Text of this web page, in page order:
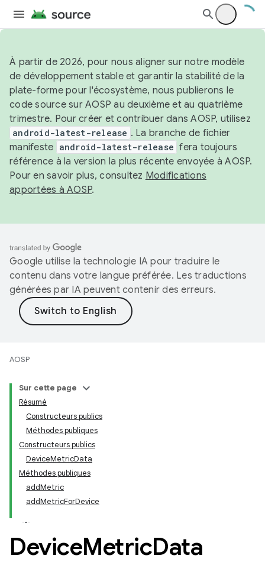
À partir de 2026, pour nous aligner sur notre modèle
de développement stable et garantir la stabilité de la
plate-forme pour l'écosystème, nous publierons le
code source sur AOSP au deuxième et au quatrième
trimestre. Pour créer et contribuer dans AOSP, utilisez
android-latest-release . La branche de fichier
manifeste android-latest-release fera toujours
référence à la version la plus récente envoyée à AOSP.
Pour en savoir plus, consultez Modifications
apportées à AOSP.
Google utilise la technologie IA pour traduire le
contenu dans votre langue préférée. Les traductions
générées par IA peuvent contenir des erreurs.
AOSP
Sur cette page
Résumé
Constructeurs publics
Méthodes publiques
Constructeurs publics
DeviceMetricData
Méthodes publiques
addMetric
addMetricForDevice
DeviceMetricData